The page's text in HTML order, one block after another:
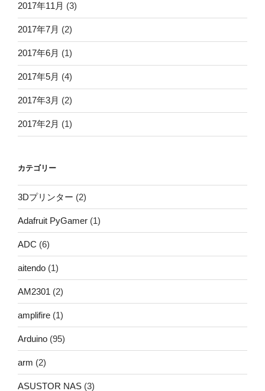
2017年11月 (3)
2017年7月 (2)
2017年6月 (1)
2017年5月 (4)
2017年3月 (2)
2017年2月 (1)
カテゴリー
3Dプリンター (2)
Adafruit PyGamer (1)
ADC (6)
aitendo (1)
AM2301 (2)
amplifire (1)
Arduino (95)
arm (2)
ASUSTOR NAS (3)